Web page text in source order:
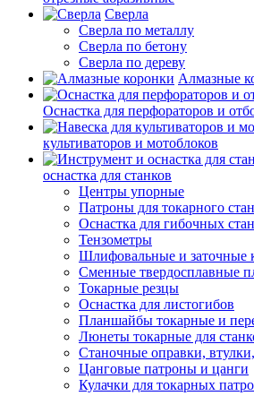
Сверла
Сверла по металлу
Сверла по бетону
Сверла по дереву
Алмазные
Оснастка для перфораторов и
культиваторов и мотоблоков
оснастка для станков
Центры упорные
Патроны для токарного
Оснастка для гибочных
Тензометры
Шлифовальные и заточные
Сменные твердосплавные
Токарные резцы
Оснастка для листогибов
Планшайбы токарные и
Люнеты токарные для
Станочные оправки,
Цанговые патроны и цанги
Кулачки для токарных